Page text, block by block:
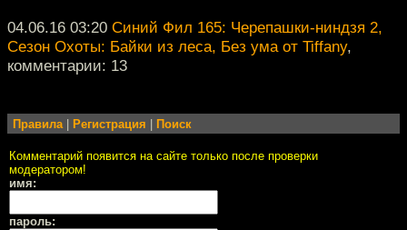
04.06.16 03:20 Синий Фил 165: Черепашки-ниндзя 2,
Сезон Охоты: Байки из леса, Без ума от Tiffany,
комментарии: 13
Правила| Регистрация Поиск
Комментарий появится на сайте только после проверки
модератором!
имя:
пароль: